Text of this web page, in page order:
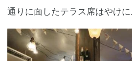
通りに面したテラス席はやけに